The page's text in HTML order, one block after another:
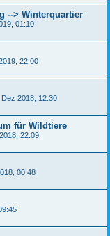
--> Winterquartier
01:10
22:00
Dez 2018, 12:30
für Wildtiere
22:09
00:48